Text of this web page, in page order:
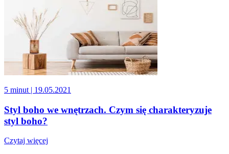
5 minut | 19.05.2021
Styl boho we wnętrzach. Czym się charakteryzuje
styl boho?
Czytaj więcej